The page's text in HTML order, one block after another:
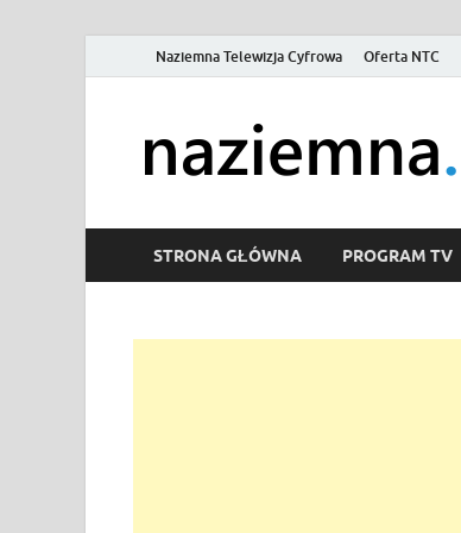
Naziemna Telewizja Cyfrowa Oferta NTC
STRONA GŁÓWNA PROGRAM TV